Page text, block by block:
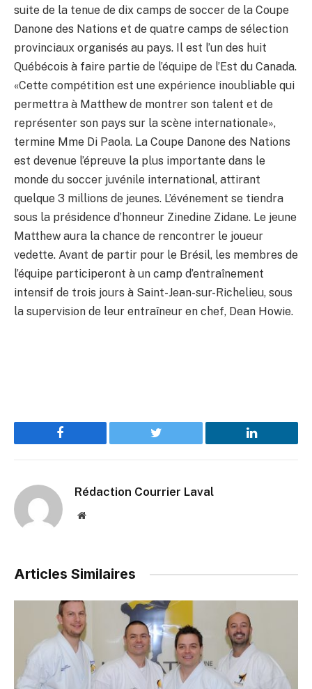
suite de la tenue de dix camps de soccer de la Coupe
Danone des Nations et de quatre camps de sélection
provinciaux organisés au pays. Il est l’un des huit
Québécois à faire partie de l’équipe de l’Est du Canada.
«Cette compétition est une expérience inoubliable qui
permettra à Matthew de montrer son talent et de
représenter son pays sur la scène internationale»,
termine Mme Di Paola. La Coupe Danone des Nations
est devenue l’épreuve la plus importante dans le
monde du soccer juvénile international, attirant
quelque 3 millions de jeunes. L’événement se tiendra
sous la présidence d’honneur Zinedine Zidane. Le jeune
Matthew aura la chance de rencontrer le joueur
vedette. Avant de partir pour le Brésil, les membres de
l’équipe participeront à un camp d’entraînement
intensif de trois jours à Saint-Jean-sur-Richelieu, sous
la supervision de leur entraîneur en chef, Dean Howie.
Facebook Twitter LinkedIn
Rédaction Courrier Laval
Website
Articles Similaires